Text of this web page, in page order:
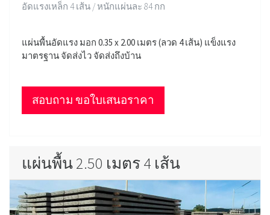
อัดแรงเหล็ก 4 เส้น / หนักแผ่นละ 84 กก
แผ่นพื้นอัดแรง มอก 0.35 x 2.00 เมตร (ลวด 4 เส้น) แข็งแรง
มาตรฐาน จัดส่งไว จัดส่งถึงบ้าน
สอบถาม ขอใบเสนอราคา
แผ่นพื้น 2.50 เมตร 4 เส้น